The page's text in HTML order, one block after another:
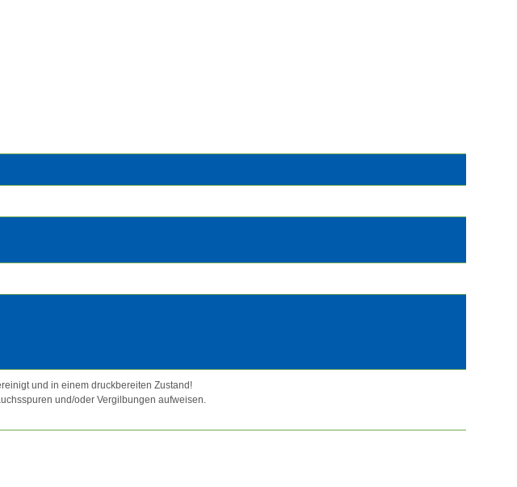
und in einem druckbereiten Zustand!
und/oder Vergilbungen aufweisen.